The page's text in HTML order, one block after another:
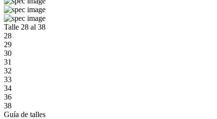
Talle 28 al 38
28
29
30
31
32
33
34
36
38
Guía de talles